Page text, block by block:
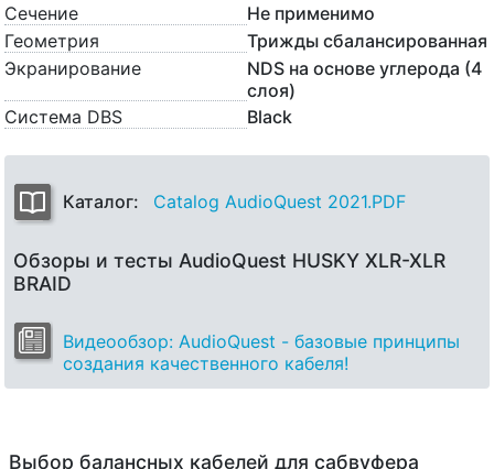
Сечение
Не применимо
Геометрия
Трижды сбалансированная
Экранирование
NDS на основе углерода (4
слоя)
Система DBS
Black
Каталог: Catalog AudioQuest 2021.PDF
Обзоры и тесты AudioQuest HUSKY XLR-XLR
BRAID
Видеообзор: AudioQuest - базовые принципы
создания качественного кабеля!
Выбор балансных кабелей для сабвуфера